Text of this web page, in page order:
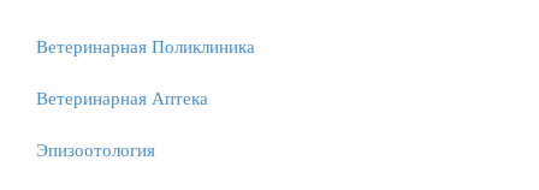
Ветеринарная Поликлиника
Ветеринарная Аптека
Эпизоотология